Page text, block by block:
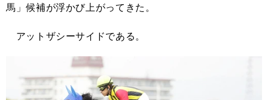
馬」候補が浮かび上がってきた。
アットザシーサイドである。